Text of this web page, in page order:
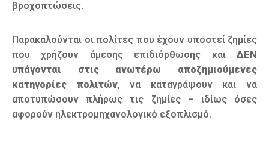
βροχοπτώσεις.
Παρακαλούνται οι πολίτες που έχουν υποστεί ζημίες
που χρήζουν άμεσης επιδιόρθωσης και ΔΕΝ
υπάγονται στις ανωτέρω αποζημιούμενες
κατηγορίες πολιτών, να καταγράψουν και να
αποτυπώσουν πλήρως τις ζημίες – ιδίως όσες
αφορούν ηλεκτρομηχανολογικό εξοπλισμό.